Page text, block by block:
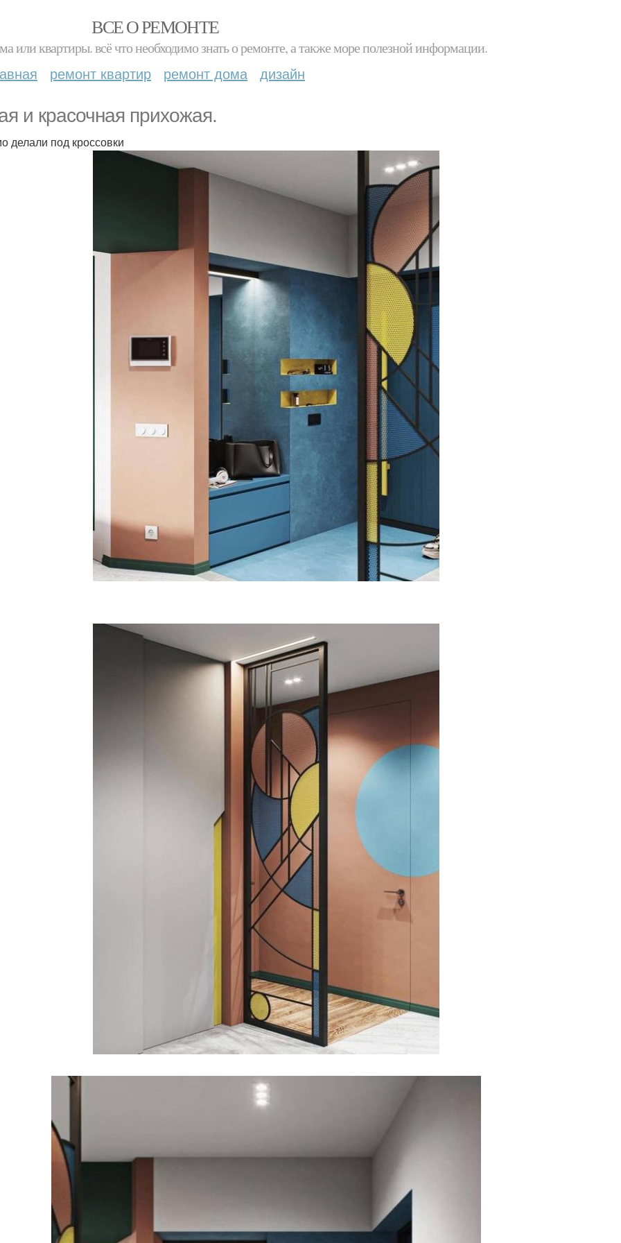
ВСЕ О РЕМОНТЕ
или квартиры. всё что необходимо знать о ремонте, а также море полезной информации.
ремонт квартир ремонт дома дизайн
и красочная прихожая.
делали под кроссовки